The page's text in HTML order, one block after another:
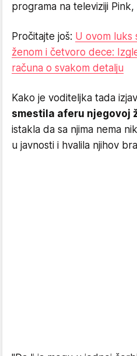
programa na televiziji Pink,
Pročitajte još: U ovom luks
ženom i četvoro dece:
računa o svakom detalju
Kako je voditeljka tada
smestila aferu njegovoj
istakla da sa njima nema
u javnosti i hvalila njihov